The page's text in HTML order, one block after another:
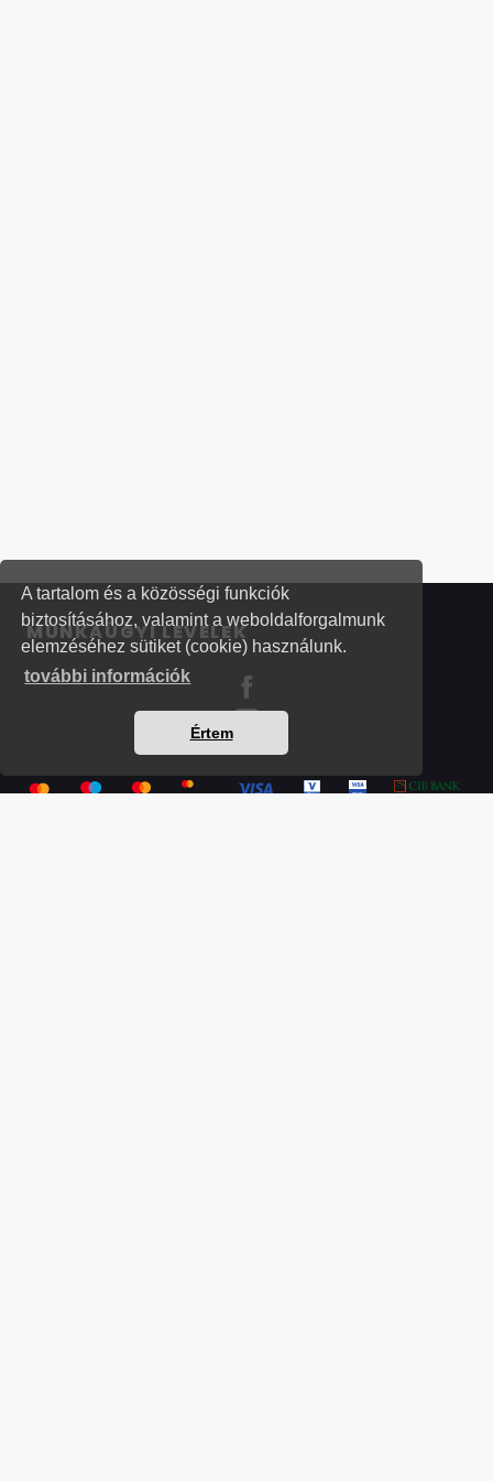
A tartalom és a közösségi funkciók
biztosításához, valamint a weboldalforgalmunk
elemzéséhez sütiket (cookie) használunk.
további információk
Értem
MUNKAÜGYI LEVELEK